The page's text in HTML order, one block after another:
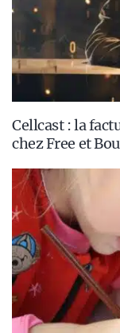
Cellcast : la
chez Free et